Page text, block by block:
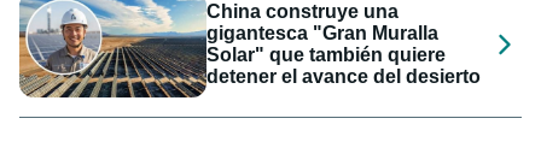
China construye una
gigantesca "Gran Muralla
Solar" que también quiere
detener el avance del desierto